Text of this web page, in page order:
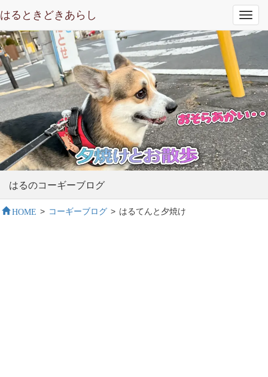
はるときどきあらし
はるのコーギーブログ
HOME > コーギーブログ > はるてんと夕焼け